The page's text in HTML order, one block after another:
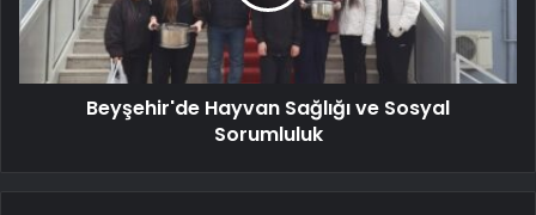
Beyşehir'de Hayvan Sağlığı ve Sosyal
Sorumluluk